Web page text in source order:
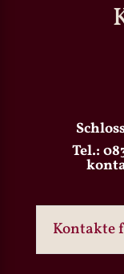
Tel.:
Kontakte